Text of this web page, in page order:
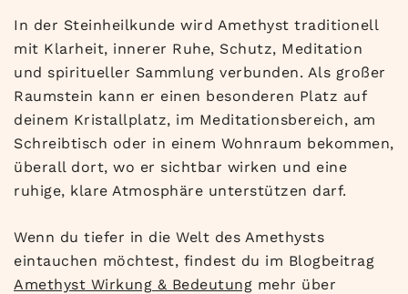
In der Steinheilkunde wird Amethyst traditionell
mit Klarheit, innerer Ruhe, Schutz, Meditation
und spiritueller Sammlung verbunden. Als großer
Raumstein kann er einen besonderen Platz auf
deinem Kristallplatz, im Meditationsbereich, am
Schreibtisch oder in einem Wohnraum bekommen,
überall dort, wo er sichtbar wirken und eine
ruhige, klare Atmosphäre unterstützen darf.
Wenn du tiefer in die Welt des Amethysts
eintauchen möchtest, findest du im Blogbeitrag
Amethyst Wirkung & Bedeutung mehr über